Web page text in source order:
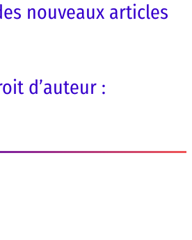
nouveaux articles
d’auteur :